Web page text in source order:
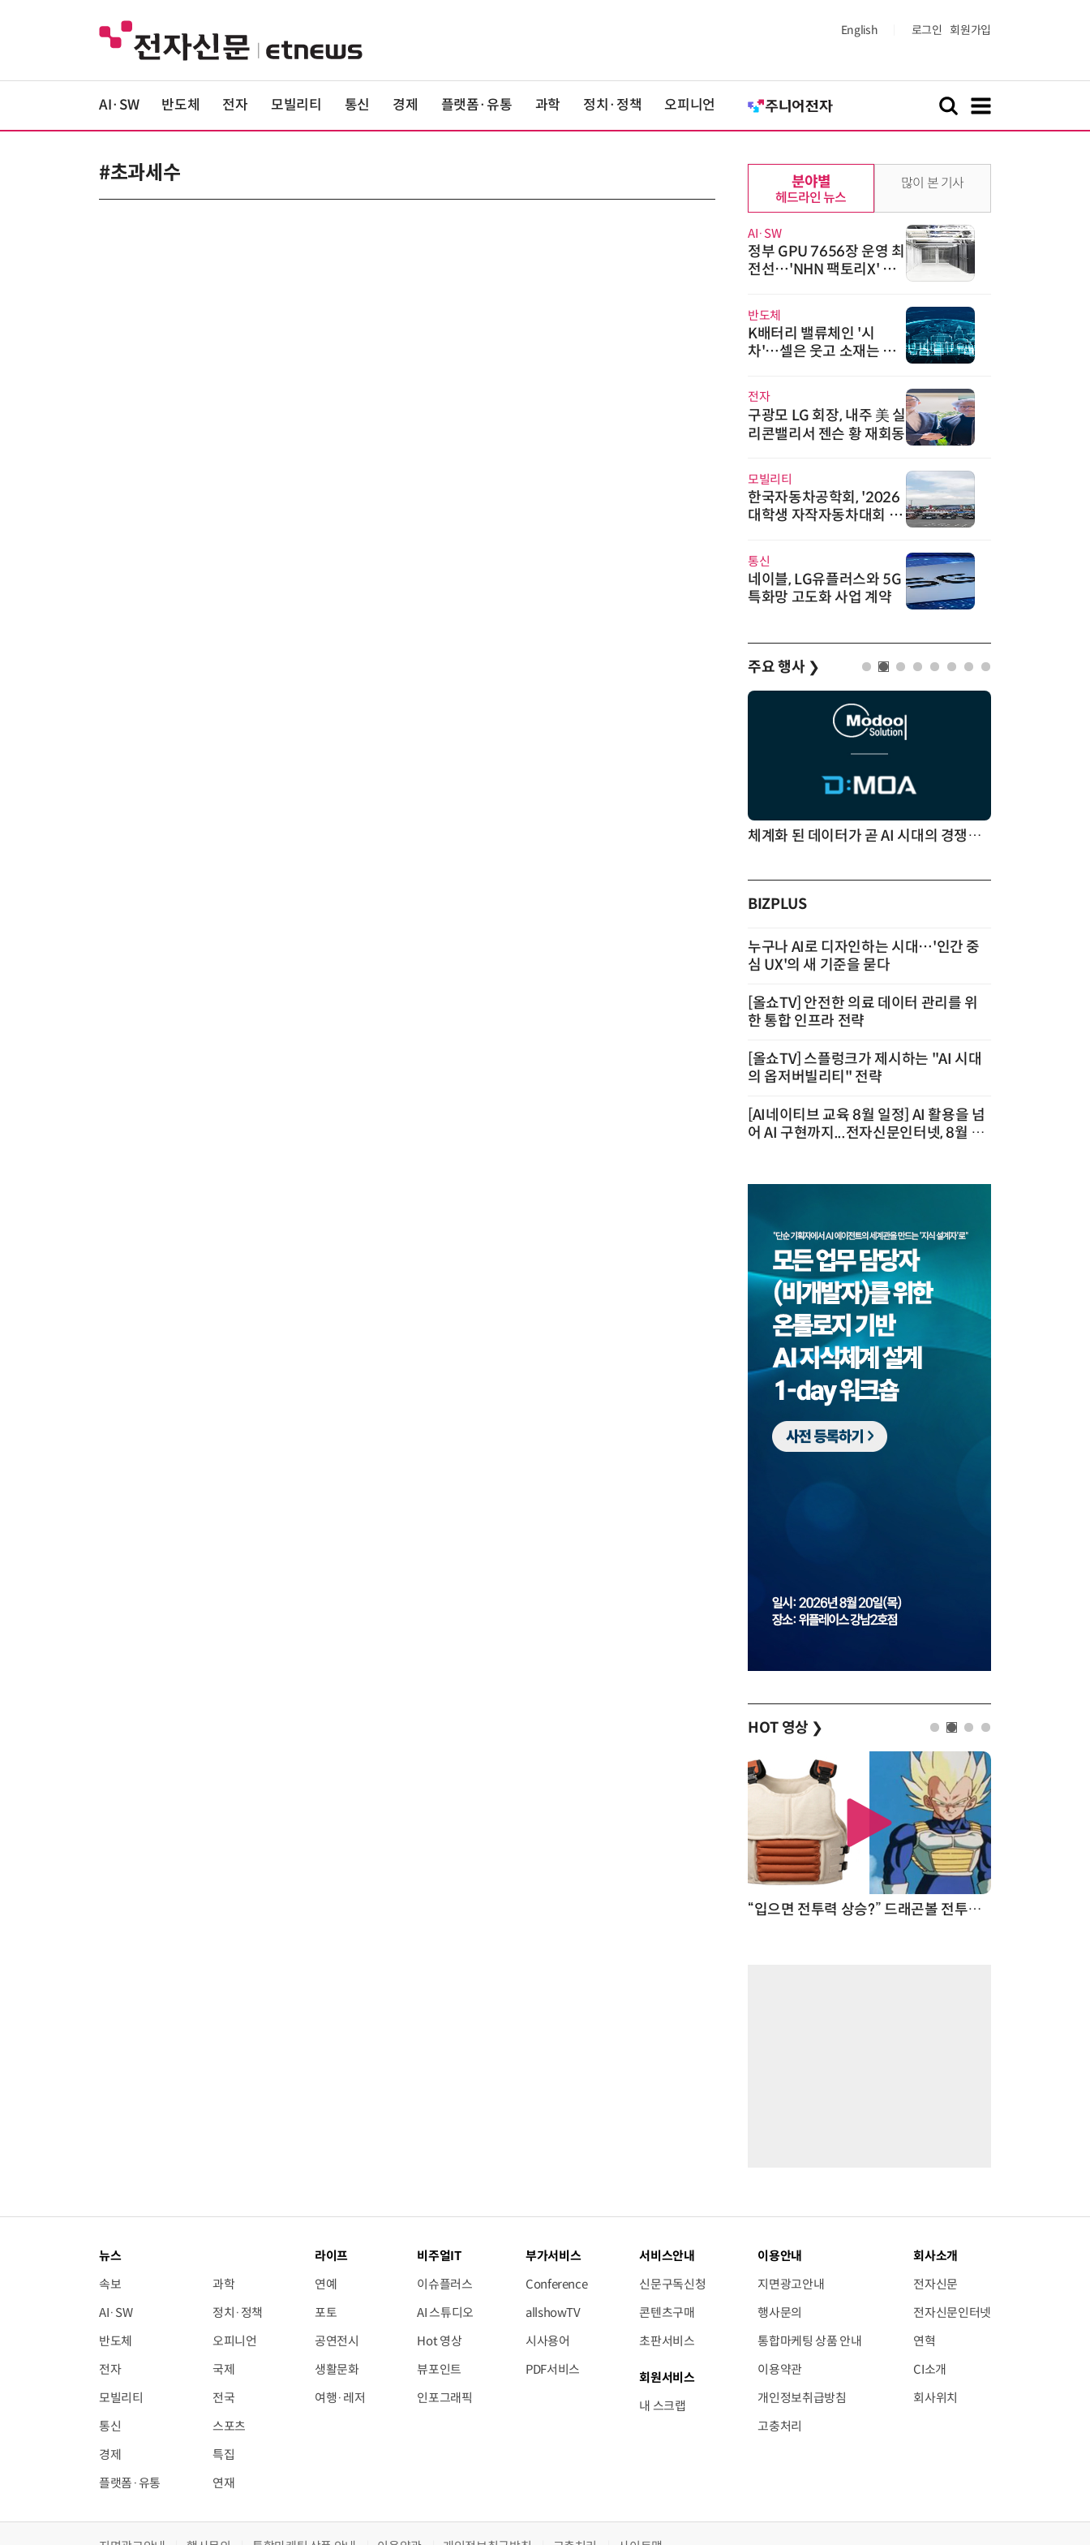
English 로그인 회원가입
AI·SW 반도체 전자 모빌리티 통신 경제 플랫폼·유통 과학 정치·정책 오피니언
#초과세수 분야별
헤드라인 뉴스
AI·SW
정부 GPU 7656장 운영 최
전선…'NHN 팩토리X' 가
반도체
K배터리 밸류체인 '시
차'…셀은 웃고 소재는 아
전자
구광모 LG 회장, 내주 美 실
리콘밸리서 젠슨 황 재회동
모빌리티
한국자동차공학회, '2026
대학생 자작자동차대회 포
통신
네이블, LG유플러스와 5G
특화망 고도화 사업 계약
많이 본 기사
주요 행사 ❯
체계화 된 데이터가 곧 AI 시대의 경쟁력이다
BIZPLUS
누구나 AI로 디자인하는 시대…'인간 중
심 UX'의 새 기준을 묻다
[올쇼TV] 안전한 의료 데이터 관리를 위
한 통합 인프라 전략
[올쇼TV] 스플렁크가 제시하는 "AI 시대
의 옵저버빌리티" 전략
[AI네이티브 교육 8월 일정] AI 활용을 넘
어 AI 구현까지...전자신문인터넷, 8월 실
HOT 영상 ❯
“입으면 전투력 상승?” 드래곤볼 전투복 닮은 중량조끼
뉴스
속보
AI·SW
반도체
전자
모빌리티
통신
경제
플랫폼·유통
과학
정치·정책
오피니언
국제
전국
스포츠
특집
연재
라이프
연예
포토
공연전시
생활문화
여행·레저
비주얼IT
이슈플러스
AI 스튜디오
Hot 영상
뷰포인트
인포그래픽
부가서비스
Conference
allshowTV
시사용어
PDF서비스
서비스안내
신문구독신청
콘텐츠구매
초판서비스
회원서비스
내 스크랩
이용안내
지면광고안내
행사문의
통합마케팅 상품 안내
이용약관
개인정보취급방침
고충처리
회사소개
전자신문
전자신문인터넷
연혁
CI소개
회사위치